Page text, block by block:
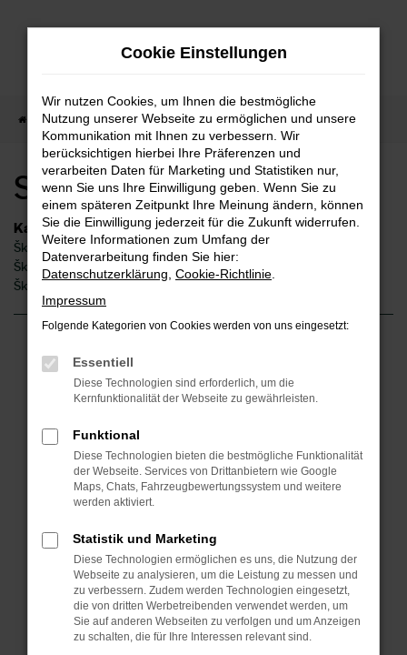
Zum
Startseite Remshalden Škoda Skoda Scala Remshalden
Skoda Scala Remshalden
Kategorie
Škoda Scala Gebrauchtwagen Remshalden
Škoda Scala Remshalden
Škoda Scala Neuwagen Remshalden
Fehler: Network Error
Beim Laden ist ein Fehler aufgetreten.
Überprüfe deine Firewall und deine
Internetverbindung.
Laden andere Webseiten, zum Beispiel deine
Suchmaschine?
Prüfe deine Browsererweiterungen.
Manche Erweiterungen, wie Werbeblocker,
können das Laden bestimmter Seiten
verhindern. Funktioniert die Seite in einem
anderen Browser oder in einem privaten
Fenster?
Cookie Einstellungen
Wir nutzen Cookies, um Ihnen die bestmögliche
Nutzung unserer Webseite zu ermöglichen und unsere
Kommunikation mit Ihnen zu verbessern. Wir
berücksichtigen hierbei Ihre Präferenzen und
verarbeiten Daten für Marketing und Statistiken nur,
wenn Sie uns Ihre Einwilligung geben. Wenn Sie zu
einem späteren Zeitpunkt Ihre Meinung ändern, können
Sie die Einwilligung jederzeit für die Zukunft widerrufen.
Weitere Informationen zum Umfang der
Datenverarbeitung finden Sie hier:
Datenschutzerklärung Cookie-Richtlinie
Impressum
Folgende Kategorien von Cookies werden von uns eingesetzt:
Essentiell
Diese Technologien sind erforderlich, um die
Kernfunktionalität der Webseite zu gewährleisten.
Funktional
Diese Technologien bieten die bestmögliche Funktionalität
der Webseite. Services von Drittanbietern wie Google
Maps, Chats, Fahrzeugbewertungssystem und weitere
werden aktiviert.
Statistik und Marketing
Diese Technologien ermöglichen es uns, die Nutzung der
Webseite zu analysieren, um die Leistung zu messen und
zu verbessern. Zudem werden Technologien eingesetzt,
die von dritten Werbetreibenden verwendet werden, um
Sie auf anderen Webseiten zu verfolgen und um Anzeigen
zu schalten, die für Ihre Interessen relevant sind.